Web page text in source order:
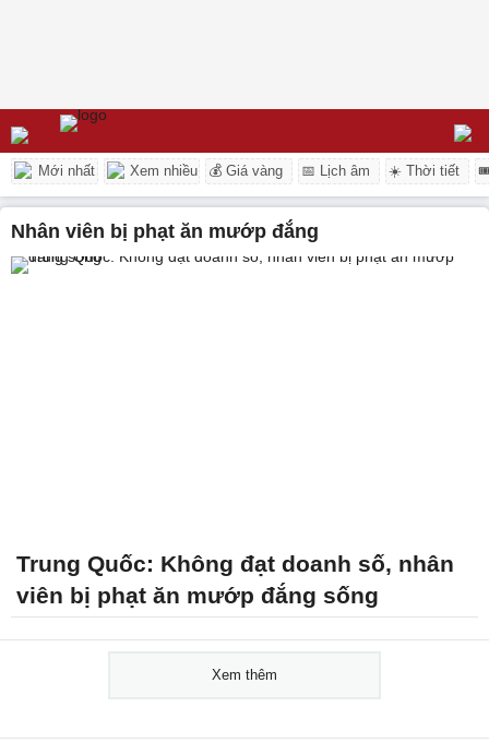
Mới nhất Xem nhiều 💰 Giá vàng 📅 Lịch âm ☀️ Thời tiết
nhân viên bị phạt ăn mướp đắng
Trung Quốc: Không đạt doanh số, nhân
viên bị phạt ăn mướp đắng sống
Xem thêm